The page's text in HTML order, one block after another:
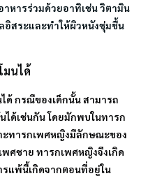
หารร่วมด้วยอาทิเช่น วิตามิน
อิสระและทำให้ผิวหนังชุ่มชื้น
มนได้
ด้ กรณีของเด็กนั้น สามารถ
ได้เช่นกัน โดยมักพบในทารก
ะทารกเพศหญิงมีลักษณะของ
ศชาย ทารกเพศหญิงจึงเกิด
แพ้นี้เกิดจากตอนที่อยู่ใน